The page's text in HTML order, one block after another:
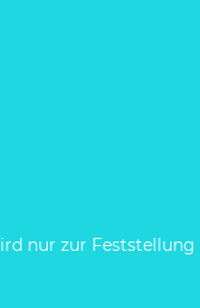
nur zur Feststellung